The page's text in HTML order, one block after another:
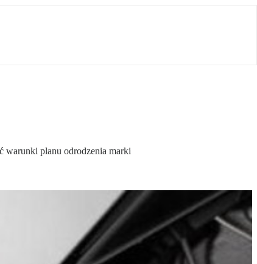
warunki planu odrodzenia marki